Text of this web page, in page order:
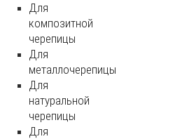
Для
композитной
черепицы
Для
металлочерепицы
Для
натуральной
черепицы
Для